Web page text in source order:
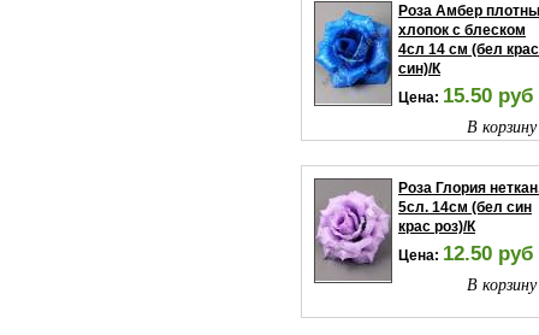
Роза Амбер
хлопок с блеском
4сл 14 см (бел крас
син)/К
Цена: 15.50 руб
В
Роза Глория
5сл. 14см (бел син
крас роз)/К
Цена: 12.50 руб
В